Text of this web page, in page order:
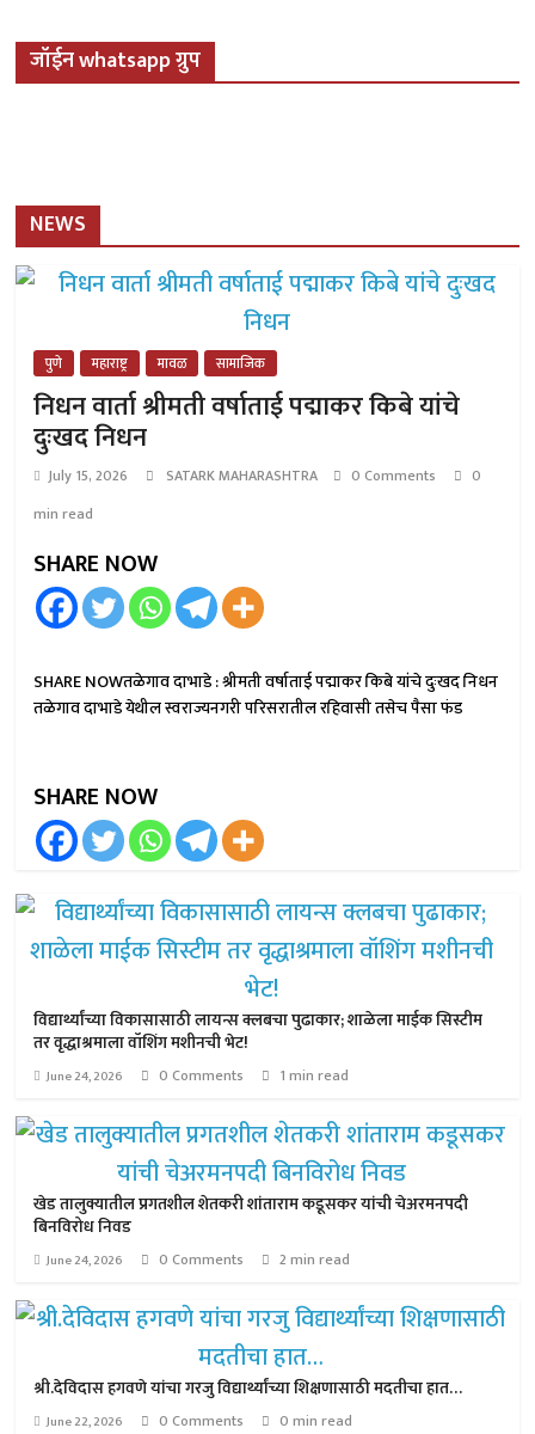
जॉईन whatsapp ग्रुप
NEWS
पुणे महाराष्ट्र मावळ सामाजिक
निधन वार्ता श्रीमती वर्षाताई पद्माकर किबे यांचे
दुःखद निधन
July 15, 2026 SATARK MAHARASHTRA 0 Comments
0
min read
SHARE NOW
SHARE NOWतळेगाव दाभाडे : श्रीमती वर्षाताई पद्माकर किबे यांचे दुःखद निधन
तळेगाव दाभाडे येथील स्वराज्यनगरी परिसरातील रहिवासी तसेच पैसा फंड
SHARE NOW
विद्यार्थ्यांच्या विकासासाठी लायन्स क्लबचा पुढाकार; शाळेला माईक सिस्टीम
तर वृद्धाश्रमाला वॉशिंग मशीनची भेट!
June 24, 2026 0 Comments 1 min read
खेड तालुक्यातील प्रगतशील शेतकरी शांताराम कडूसकर यांची चेअरमनपदी
बिनविरोध निवड
June 24, 2026 0 Comments 2 min read
श्री.देविदास हगवणे यांचा गरजु विद्यार्थ्यांच्या शिक्षणासाठी मदतीचा हात…
June 22, 2026 0 Comments 0 min read